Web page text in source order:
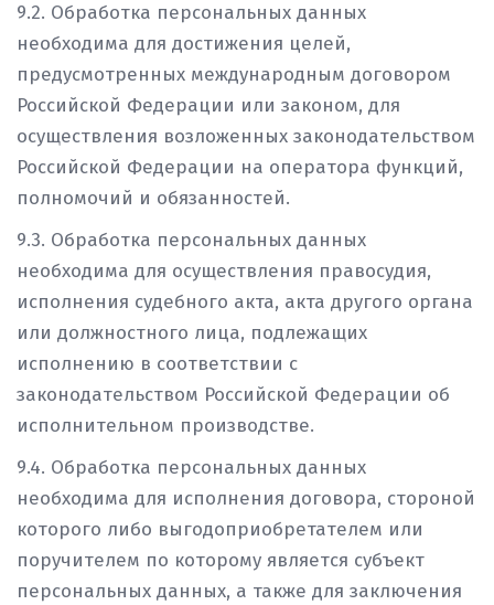
9.2. Обработка персональных данных
необходима для достижения целей,
предусмотренных международным договором
Российской Федерации или законом, для
осуществления возложенных законодательством
Российской Федерации на оператора функций,
полномочий и обязанностей.
9.3. Обработка персональных данных
необходима для осуществления правосудия,
исполнения судебного акта, акта другого органа
или должностного лица, подлежащих
исполнению в соответствии с
законодательством Российской Федерации об
исполнительном производстве.
9.4. Обработка персональных данных
необходима для исполнения договора, стороной
которого либо выгодоприобретателем или
поручителем по которому является субъект
персональных данных, а также для заключения